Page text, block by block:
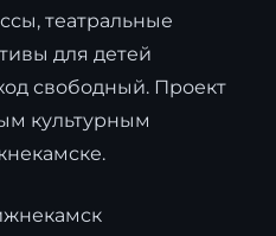
театральные
для детей
свободный. Проект
культурным